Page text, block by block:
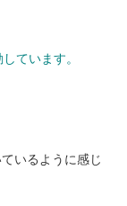
ています。
いるように感じ